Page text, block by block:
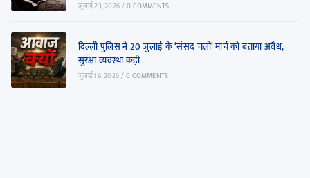
जुलाई 23, 2026/0 COMMENTS
दिल्ली पुलिस ने 20 जुलाई के ‘संसद चलो’ मार्च को बताया अवैध,
सुरक्षा व्यवस्था कड़ी
जुलाई 19, 2026/0 COMMENTS